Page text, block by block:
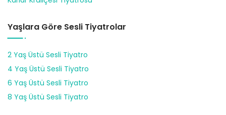
Yaşlara Göre Sesli Tiyatrolar
2 Yaş Üstü Sesli Tiyatro
4 Yaş Üstü Sesli Tiyatro
6 Yaş Üstü Sesli Tiyatro
8 Yaş Üstü Sesli Tiyatro